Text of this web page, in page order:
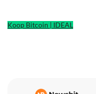
Koop Bitcoin | IDEAL